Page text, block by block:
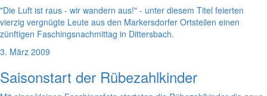
"Die Luft ist raus - wir wandern aus!" - unter diesem Titel feierten
vierzig vergnügte Leute aus den Markersdorfer Ortsteilen einen
zünftigen Faschingsnachmittag in Dittersbach.
3. März 2009
Saisonstart der Rübezahlkinder